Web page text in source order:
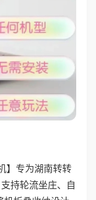
】专为湖南转转
持轮流坐庄、自